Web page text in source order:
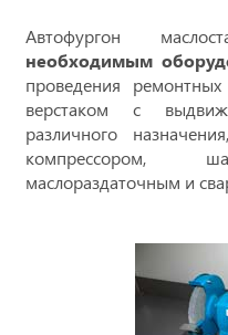
Автофургон
необходимым
проведения
верстаком с
различного
компрессором,
маслораздаточным и